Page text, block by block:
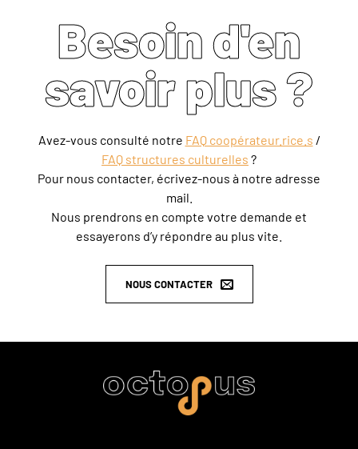
Besoin d'en
savoir plus ?
Avez-vous consulté notre FAQ coopérateur.rice.s /
FAQ structures culturelles ?
Pour nous contacter, écrivez-nous à notre adresse
mail.
Nous prendrons en compte votre demande et
essayerons d’y répondre au plus vite.
NOUS CONTACTER